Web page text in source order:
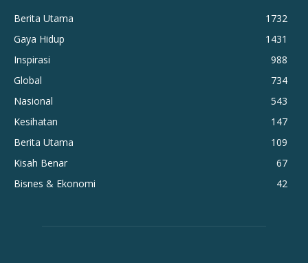
Berita Utama
1732
Gaya Hidup
1431
Inspirasi
988
Global
734
Nasional
543
Kesihatan
147
Berita Utama
109
Kisah Benar
67
Bisnes & Ekonomi
42